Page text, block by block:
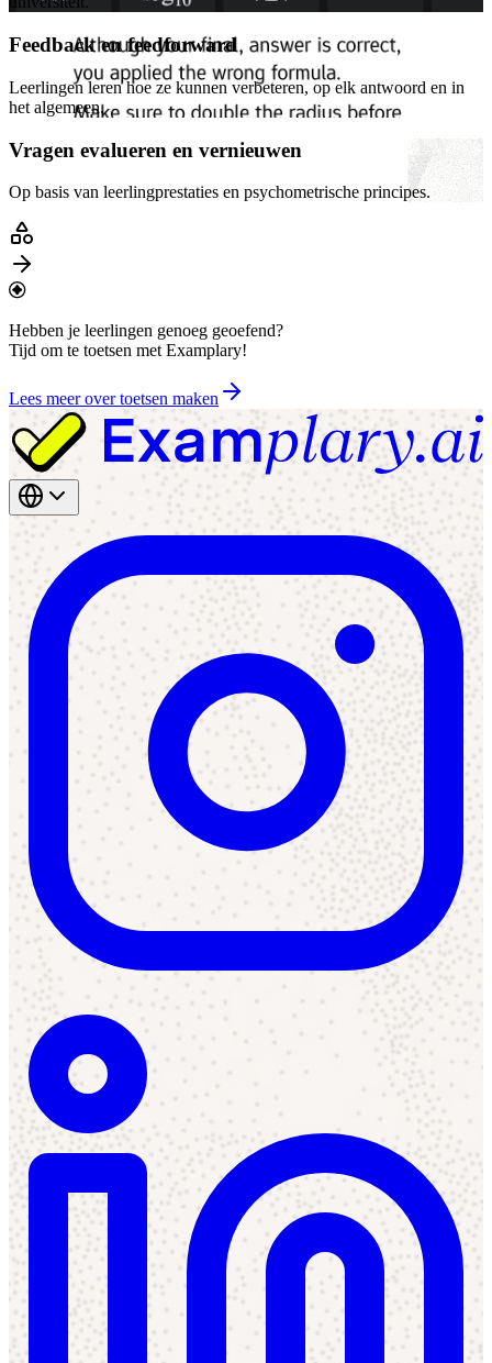
Feedback en feedforward
Leerlingen leren hoe ze kunnen verbeteren, op elk antwoord en in
het algemeen.
Vragen evalueren en vernieuwen
Op basis van leerlingprestaties en psychometrische principes.
Hebben je leerlingen genoeg geoefend?
Tijd om te toetsen met Examplary!
Lees meer over toetsen maken